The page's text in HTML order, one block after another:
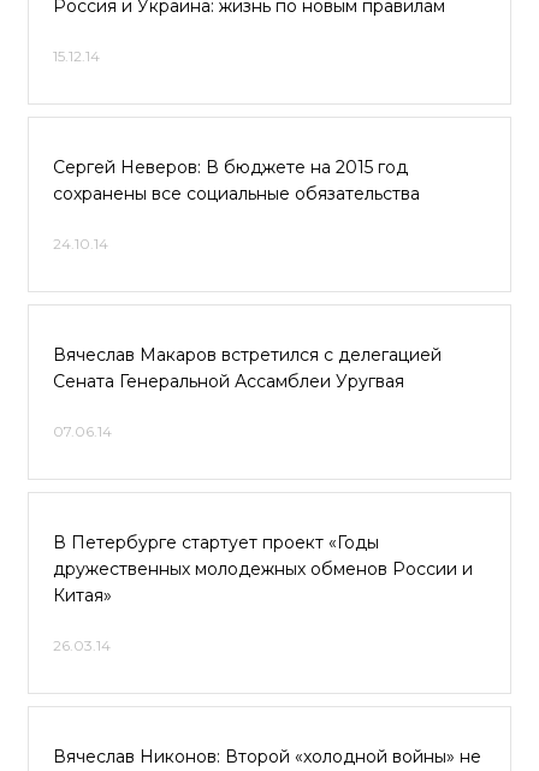
Россия и Украина: жизнь по новым правилам
15.12.14
Сергей Неверов: В бюджете на 2015 год
сохранены все социальные обязательства
24.10.14
Вячеслав Макаров встретился с делегацией
Сената Генеральной Ассамблеи Уругвая
07.06.14
В Петербурге стартует проект «Годы
дружественных молодежных обменов России и
Китая»
26.03.14
Вячеслав Никонов: Второй «холодной войны» не